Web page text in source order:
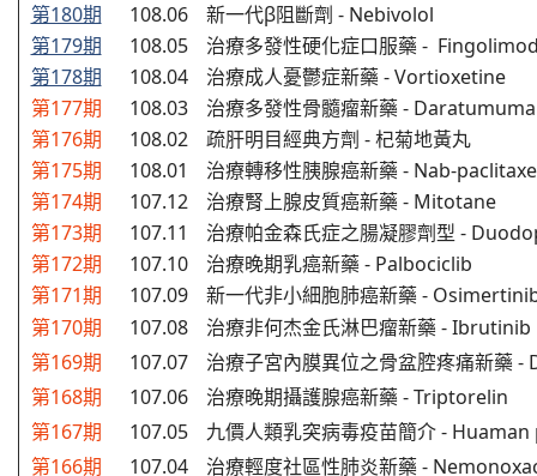
第180期
108.06
新一代β阻斷劑 - Nebivolol
第179期
108.05
治療多發性硬化症口服藥 -
第178期
108.04
治療成人憂鬱症新藥 - Vortioxetine
第177期
108.03
治療多發性骨髓瘤新藥 -
第176期
108.02
疏肝明目經典方劑 - 杞菊地黃丸
第175期
108.01
治療轉移性胰腺癌新藥 - Nab-
第174期
107.12
治療腎上腺皮質癌新藥 - Mitotane
第173期
107.11
治療帕金森氏症之腸凝膠劑型 -
第172期
107.10
治療晚期乳癌新藥 - Palbociclib
第171期
107.09
新一代非小細胞肺癌新藥 -
第170期
107.08 治療非何杰金氏淋巴瘤新藥- Ibrutinib
第169期
107.07 治療子宮內膜異位之骨盆腔疼痛新藥-
第168期
107.06 治療晚期攝護腺癌新藥- Triptorelin
第167期
107.05 九價人類乳突病毒疫苗簡介- Huaman
第166期
107.04 治療輕度社區性肺炎新藥-